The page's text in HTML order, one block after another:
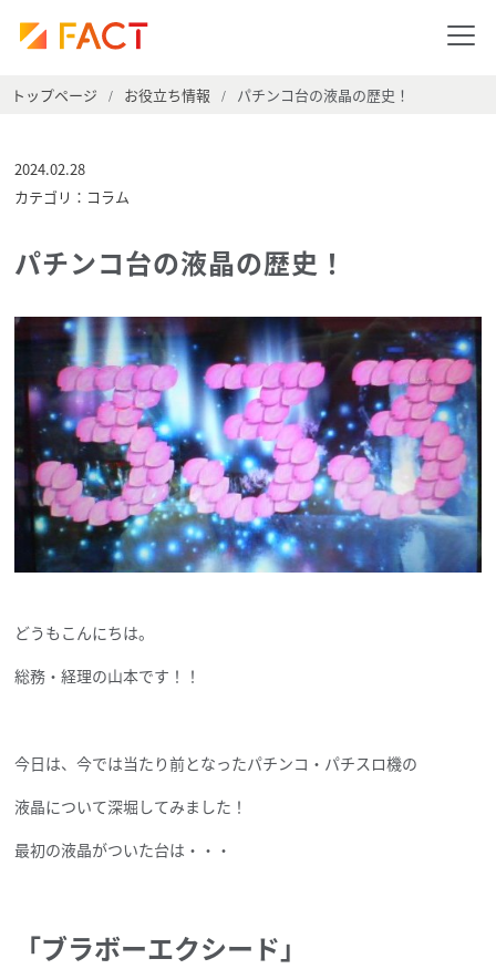
トップページ / お役立ち情報 / パチンコ台の液晶の歴史！
2024.02.28
カテゴリ：コラム
パチンコ台の液晶の歴史！
どうもこんにちは。
総務・経理の山本です！！
今日は、今では当たり前となったパチンコ・パチスロ機の
液晶について深堀してみました！
最初の液晶がついた台は・・・
「ブラボーエクシード」